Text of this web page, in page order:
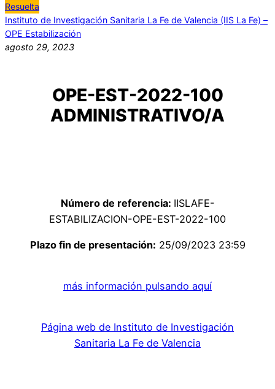
Resuelta
Instituto de Investigación Sanitaria La Fe de Valencia (IIS La Fe) –
OPE Estabilización
agosto 29, 2023
OPE-EST-2022-100
ADMINISTRATIVO/A
Número de referencia: IISLAFE-
ESTABILIZACION-OPE-EST-2022-100
Plazo fin de presentación: 25/09/2023 23:59
más información pulsando aquí
Página web de Instituto de Investigación
Sanitaria La Fe de Valencia